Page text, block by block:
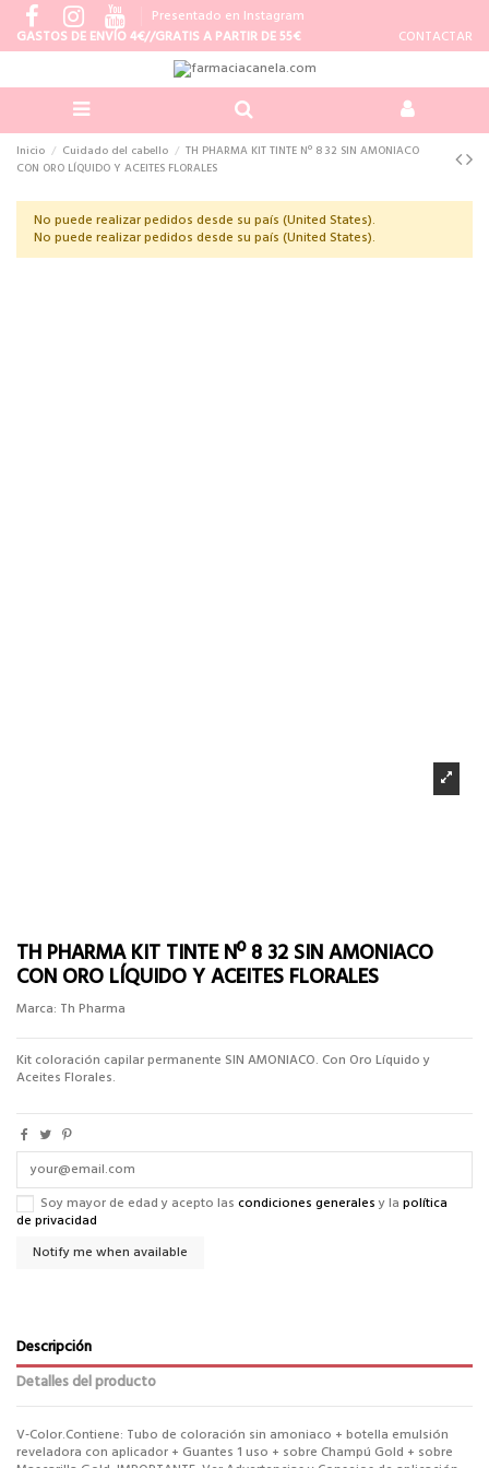
Presentado en Instagram
GASTOS DE ENVÍO 4€//GRATIS A PARTIR DE 55€
CONTACTAR
Inicio Cuidado del cabello
TH PHARMA KIT TINTE Nº 8 32 SIN AMONIACO
CON ORO LÍQUIDO Y ACEITES FLORALES
No puede realizar pedidos desde su país (United States).
No puede realizar pedidos desde su país (United States).
TH PHARMA KIT TINTE Nº 8 32 SIN AMONIACO
CON ORO LÍQUIDO Y ACEITES FLORALES
Marca: Th Pharma
Kit coloración capilar permanente SIN AMONIACO. Con Oro Líquido y
Aceites Florales.
Soy mayor de edad y acepto las condiciones generalesy la política
de privacidad
Descripción
Detalles del producto
V-Color.Contiene: Tubo de coloración sin amoniaco + botella emulsión
reveladora con aplicador + Guantes 1 uso + sobre Champú Gold + sobre